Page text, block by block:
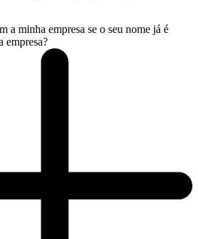
a minha empresa se o seu nome já é
empresa?